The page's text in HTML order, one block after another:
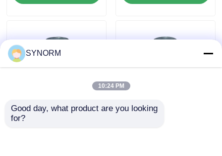
উদ্ধৃতির জন্য আবেদন
অ্যালকাইল গ্লাইসিডিল ইথার
আলিফ্যাটিক গ্লাইসিডিল ইথার
পাইপলাইন ভালভ এবং অন্যান্য
SYNORM
10:24 PM
Good day, what product are you looking
for?